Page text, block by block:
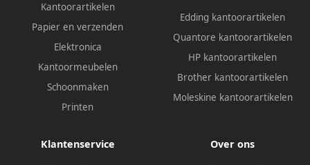
Kantoorartikelen
Papier en verzenden
Elektronica
Kantoormeubelen
Schoonmaken
Printen
Edding kantoorartikelen
Quantore kantoorartikelen
HP kantoorartikelen
Brother kantoorartikelen
Moleskine kantoorartikelen
Klantenservice Over ons